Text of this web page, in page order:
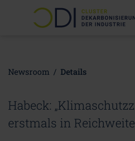
Newsroom / Details
Habeck:
erstmals in